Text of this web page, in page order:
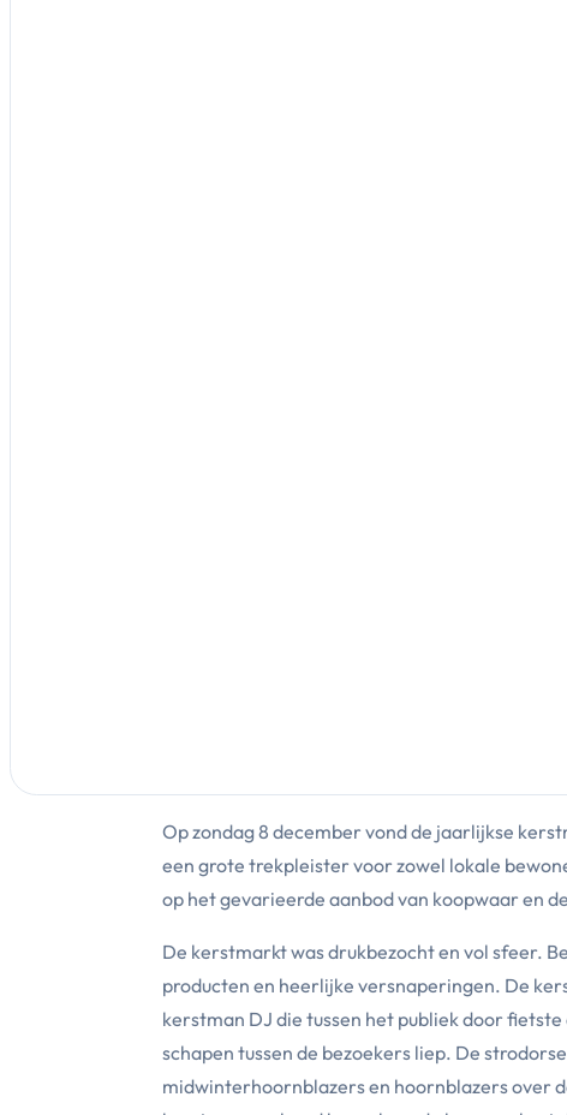
Op zondag 8 december vond de jaarlijkse
een grote trekpleister voor zowel lokale
op het gevarieerde aanbod van koopwaar en
De kerstmarkt was drukbezocht en vol sfeer.
producten en heerlijke versnaperingen. De
kerstman DJ die tussen het publiek door
schapen tussen de bezoekers liep. De
midwinterhoornblazers en hoornblazers over